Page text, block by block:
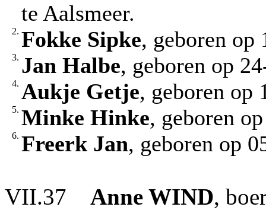
te Aalsmeer.
2. Fokke Sipke, geboren op
3. Jan Halbe, geboren op
4. Aukje Getje, geboren op
5. Minke Hinke, geboren
6. Freerk Jan, geboren op
VII.37 Anne WIND,